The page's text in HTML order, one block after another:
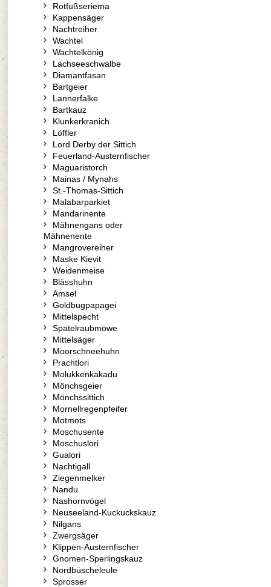
Rotfußseriema
Kappensäger
Nachtreiher
Wachtel
Wachtelkönig
Lachseeschwalbe
Diamantfasan
Bartgeier
Lannerfalke
Bartkauz
Klunkerkranich
Löffler
Lord Derby der Sittich
Feuerland-Austernfischer
Maguaristorch
Mainas / Mynahs
St.-Thomas-Sittich
Malabarparkiet
Mandarinente
Mähnengans oder
Mähnenente
Mangrovereiher
Maske Kievit
Weidenmeise
Blässhuhn
Amsel
Goldbugpapagei
Mittelspecht
Spatelraubmöwe
Mittelsäger
Moorschneehuhn
Prachtlori
Molukkenkakadu
Mönchsgeier
Mönchssittich
Mornellregenpfeifer
Motmots
Moschusente
Moschuslori
Gualori
Nachtigall
Ziegenmelker
Nandu
Nashornvögel
Neuseeland-Kuckuckskauz
Nilgans
Zwergsäger
Klippen-Austernfischer
Gnomen-Sperlingskauz
Nordbüscheleule
Sprosser